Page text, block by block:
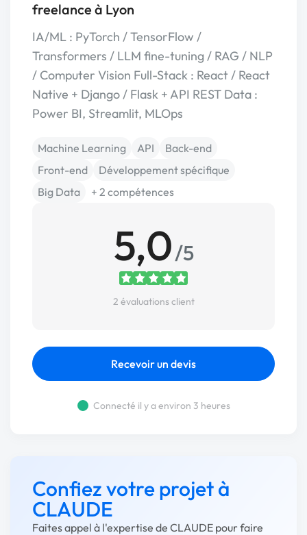
freelance à Lyon
IA/ML : PyTorch / TensorFlow /
Transformers / LLM fine-tuning / RAG / NLP
/ Computer Vision Full-Stack : React / React
Native + Django / Flask + API REST Data :
Power BI, Streamlit, MLOps
Machine Learning API
Back-end
Front-end
Développement spécifique
Big Data
+ 2 compétences
5,0/5
2 évaluations client
Recevoir un devis
Connecté il y a environ 3 heures
Confiez votre projet à
CLAUDE
Faites appel à l'expertise de CLAUDE pour faire